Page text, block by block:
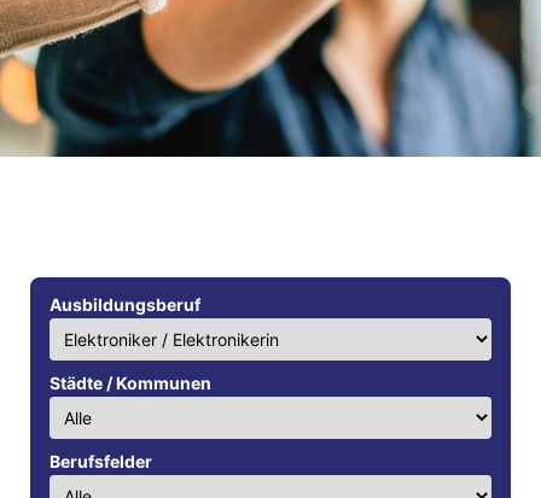
Ausbildungsberuf
Städte / Kommunen
Berufsfelder